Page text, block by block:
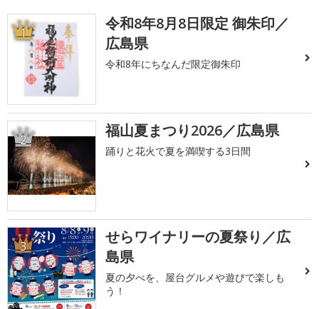
1
令和8年8月8日限定 御朱印／
広島県
令和8年にちなんだ限定御朱印
2 福山夏まつり2026／広島県
踊りと花火で夏を満喫する3日間
3
せらワイナリーの夏祭り／広
島県
夏の夕べを、屋台グルメや遊びで楽しも
う！